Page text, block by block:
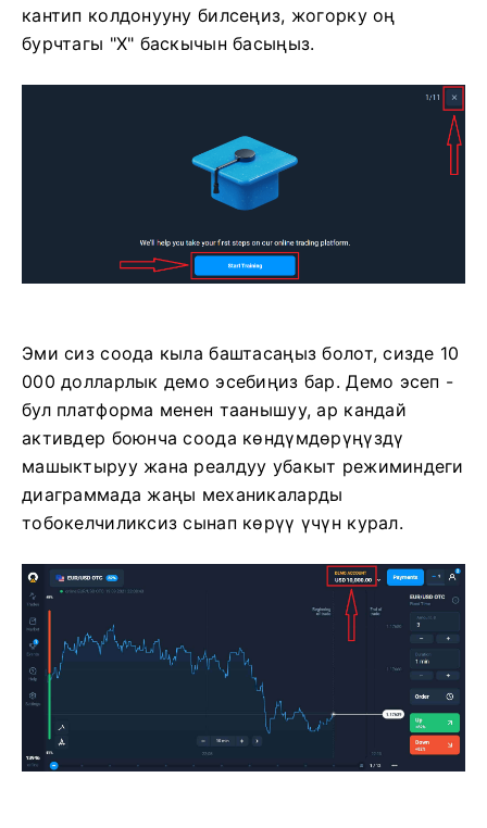
кантип колдонууну билсеңиз, жогорку оң
бурчтагы "X" баскычын басыңыз.
Эми сиз соода кыла баштасаңыз болот, сизде 10
000 долларлык демо эсебиңиз бар. Демо эсеп -
бул платформа менен таанышуу, ар кандай
активдер боюнча соода көндүмдөрүңүздү
машыктыруу жана реалдуу убакыт режиминдеги
диаграммада жаңы механикаларды
тобокелчиликсиз сынап көрүү үчүн курал.